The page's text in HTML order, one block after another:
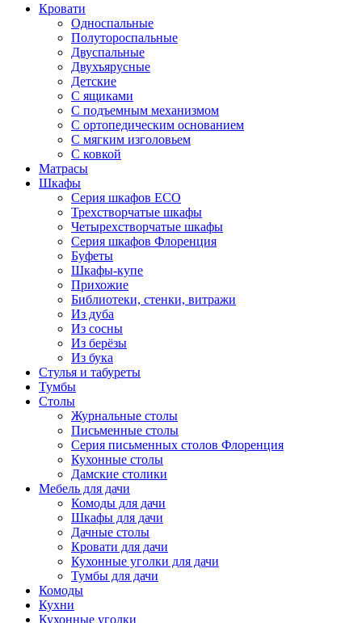
Кровати
Односпальные
Полутороспальные
Двуспальные
Двухъярусные
Детские
С ящиками
С подъемным механизмом
С ортопедическим основанием
С мягким изголовьем
С ковкой
Матрасы
Шкафы
Серия шкафов ECO
Трехстворчатые шкафы
Четырехстворчатые шкафы
Серия шкафов Флоренция
Буфеты
Шкафы-купе
Прихожие
Библиотеки, стенки, витражи
Из дуба
Из сосны
Из берёзы
Из бука
Стулья и табуреты
Тумбы
Столы
Журнальные столы
Письменные столы
Серия письменных столов Флоренция
Кухонные столы
Дамские столики
Мебель для дачи
Комоды для дачи
Шкафы для дачи
Дачные столы
Кровати для дачи
Кухонные уголки для дачи
Тумбы для дачи
Комоды
Кухни
Кухонные уголки